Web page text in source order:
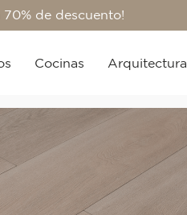
70% de descuento!
Cocinas Arquitectura